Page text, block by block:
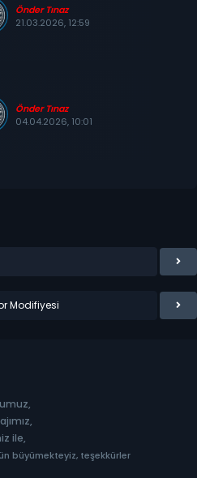
Önder Tınaz
21.03.2026, 12:59
Önder Tınaz
04.04.2026, 10:01
ile,
büyümekteyiz, teşekkürler